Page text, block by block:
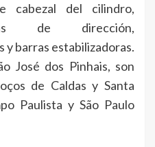
cabezal del cilindro,
de dirección,
barras estabilizadoras.
José dos Pinhais, son
de Caldas y Santa
Paulista y São Paulo